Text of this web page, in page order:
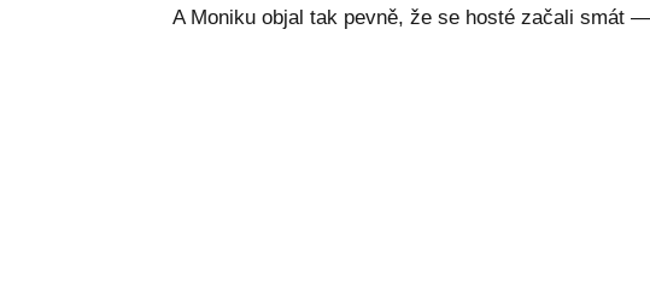
A Moniku objal tak pevně, že se hosté začali smát